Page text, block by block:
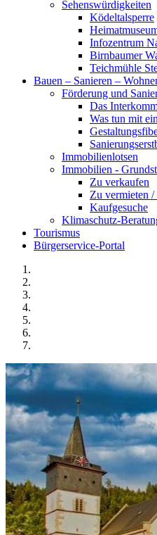
Sehenswürdigkeiten
Ködeltalsperre
Infozentrum
Birnbaumer
Teichmühle
Bauen – Sanieren –
Förderung und
Das
Was tun mit
Immobilienlotsen
Immobilien -
Zu verkaufen
Zu vermieten /
Kaufgesuche
Klimaschutz-
Tourismus
Bürgerservice-Portal